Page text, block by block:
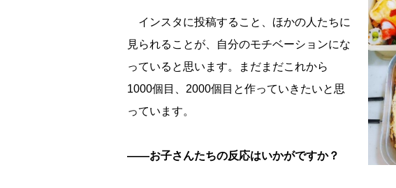
インスタに投稿すること、ほかの人たちに
見られることが、自分のモチベーションにな
っていると思います。まだまだこれから
1000個目、2000個目と作っていきたいと思
っています。
――お子さんたちの反応はいかがですか？